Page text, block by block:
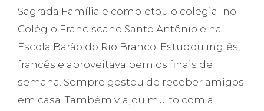
Sagrada Família e completou o colegial no
Colégio Franciscano Santo Antônio e na
Escola Barão do Rio Branco. Estudou inglês,
francês e aproveitava bem os finais de
semana. Sempre gostou de receber amigos
em casa. Também viajou muito com a